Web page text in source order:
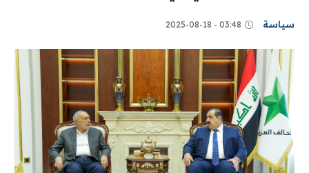
سياسة 03:48 - 2025-08-18